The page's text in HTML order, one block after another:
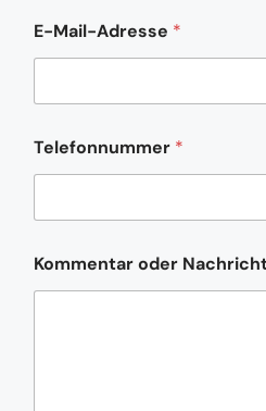
t
a
r
e
e
m
m
E-Mail-Adresse *
Telefonnummer *
Kommentar oder